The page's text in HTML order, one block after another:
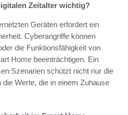
Zeitalter wichtig?
Geräten erfordert ein
Cyberangriffe können
die Funktionsfähigkeit von
Home beeinträchtigen. Ein
Szenarien schützt nicht nur die
Werte, die in einem Zuhause